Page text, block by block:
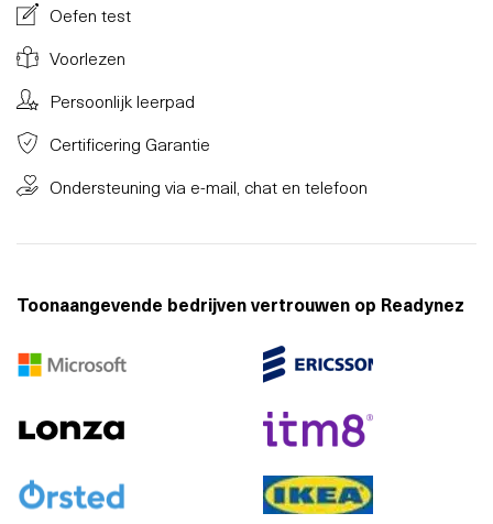
Oefen test
Voorlezen
Persoonlijk leerpad
Certificering Garantie
Ondersteuning via e-mail, chat en telefoon
Toonaangevende bedrijven vertrouwen op Readynez